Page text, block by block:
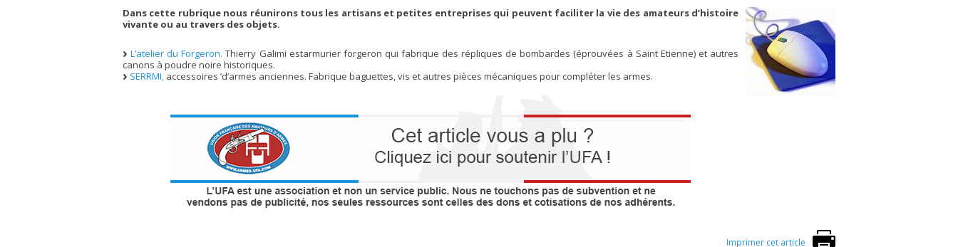
Dans cette rubrique nous réunirons tous les artisans et petites entreprises qui peuvent faciliter la vie des amateurs d’histoire
vivante ou au travers des objets.
L’atelier du Forgeron. Thierry Galimi estarmurier forgeron qui fabrique des répliques de bombardes (éprouvées à Saint Etienne) et autres
canons à poudre noire historiques.
SERRMI, accessoires ’d’armes anciennes. Fabrique baguettes, vis et autres pièces mécaniques pour compléter les armes.
Imprimer cet article